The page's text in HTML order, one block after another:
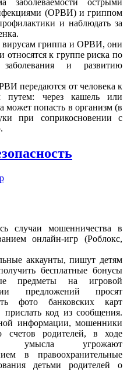
(ОРВИ) и гриппом
и наблюдать за
вирусам гриппа и ОРВИ, они
относятся к группе риска по
заболевания и развитию
передаются от человека к
путем: через кашель или
может попасть в организм (в
при соприкосновении с
случаи мошенничества в
онлайн-игр (Роблокс,
аккаунты, пишут детям
бесплатные бонусы
предметы на игровой
предложений просят
фото банковских карт
код из сообщения.
информации, мошенники
счетов родителей, в ходе
умысла угрожают
в правоохранительные
детьми родителей о